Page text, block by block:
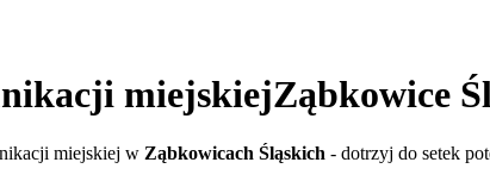
miejskiejZąbkowice
miejskiej w Ząbkowicach Śląskich - dotrzyj do setek